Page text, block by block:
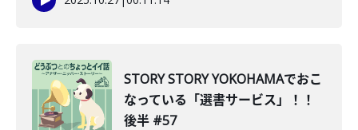
STORY STORY YOKOHAMAでおこ
なっている「選書サービス」！！
後半 #57